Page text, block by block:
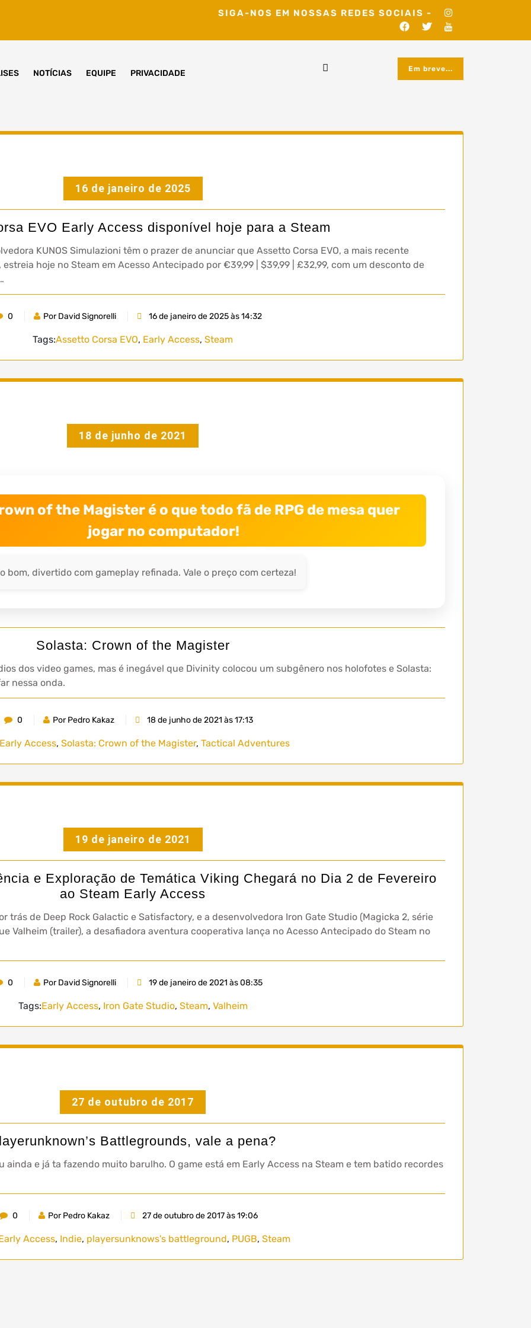
SIGA-NOS EM NOSSAS REDES SOCIAIS -
NOTÍCIAS EQUIPE PRIVACIDADE Em breve...
16 de janeiro de 2025
EVO Early Access disponível hoje para a Steam
KUNOS Simulazioni têm o prazer de anunciar que Assetto Corsa EVO, a mais recente
hoje no Steam em Acesso Antecipado por €39,99 | $39,99 | £32,99, com um desconto de
0 Por David Signorelli 16 de janeiro de 2025 às 14:32
Tags:Assetto Corsa EVO, Early Access, Steam
18 de junho de 2021
of the Magister é o que todo fã de RPG de mesa quer
jogar no computador!
bom, divertido com gameplay refinada. Vale o preço com certeza!
Solasta: Crown of the Magister
dos video games, mas é inegável que Divinity colocou um subgênero nos holofotes e Solasta:
nessa onda.
0 Por Pedro Kakaz 18 de junho de 2021 às 17:13
Early Access, Solasta: Crown of the Magister, Tactical Adventures
19 de janeiro de 2021
e Exploração de Temática Viking Chegará no Dia 2 de Fevereiro
ao Steam Early Access
trás de Deep Rock Galactic e Satisfactory, e a desenvolvedora Iron Gate Studio (Magicka 2, série
Valheim (trailer), a desafiadora aventura cooperativa lança no Acesso Antecipado do Steam no
0 Por David Signorelli 19 de janeiro de 2021 às 08:35
Tags:Early Access, Iron Gate Studio, Steam, Valheim
27 de outubro de 2017
Battlegrounds, vale a pena?
ainda e já ta fazendo muito barulho. O game está em Early Access na Steam e tem batido recordes
0 Por Pedro Kakaz 27 de outubro de 2017 às 19:06
Access, Indie, playersunknows's battleground, PUGB, Steam